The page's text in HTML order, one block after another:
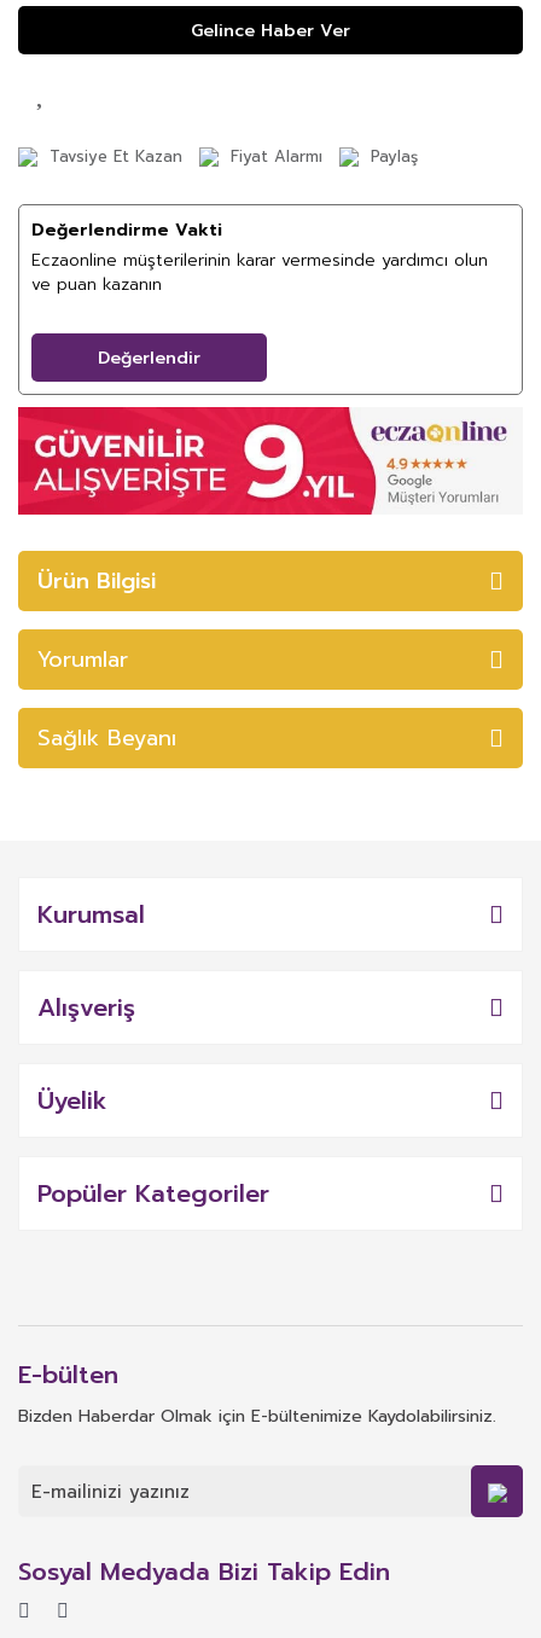
Gelince Haber Ver
Tavsiye Et Kazan Fiyat Alarmı Paylaş
Değerlendirme Vakti
Eczaonline müşterilerinin karar vermesinde yardımcı olun
ve puan kazanın
Değerlendir
Ürün Bilgisi
Yorumlar
Sağlık Beyanı
Kurumsal
Alışveriş
Üyelik
Popüler Kategoriler
E-bülten
Bizden Haberdar Olmak için E-bültenimize Kaydolabilirsiniz.
Sosyal Medyada Bizi Takip Edin